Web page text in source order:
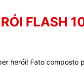
FLASH
herói! Fato composto